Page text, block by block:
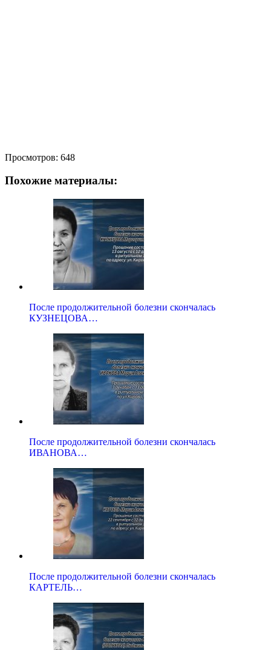
Просмотров: 648
Похожие материалы:
После продолжительной болезни скончалась
КУЗНЕЦОВА…
После продолжительной болезни скончалась
ИВАНОВА…
После продолжительной болезни скончалась
КАРТЕЛЬ…